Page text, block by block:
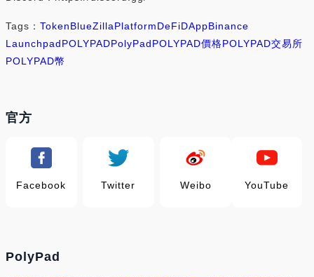
Tags： TokenBlueZillaPlatformDeFiDAppBinance
LaunchpadPOLYPADPolyPadPOLYPAD價格POLYPAD交易所
POLYPAD幣
官方
Facebook Twitter Weibo YouTube
PolyPad